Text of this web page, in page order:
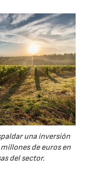
una inversión
de euros en
del sector.